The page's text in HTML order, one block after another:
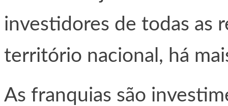
investidores de todas as
território nacional, há
As franquias são